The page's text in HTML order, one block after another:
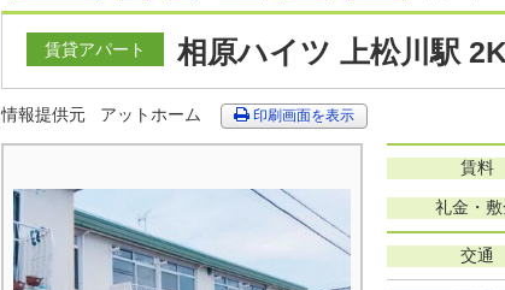
賃貸アパート 相原ハイツ 上松川駅
情報提供元 アットホーム 印刷画面を表示
賃料
礼金・敷
交通